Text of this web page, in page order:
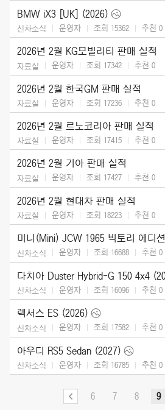
BMW iX3 [UK] (2026)
신차소식 운영자 조회 15362 추천 0
2026년 2월 KG모빌리티 판매 실적
자료실 운영자 조회 17342 추천 0
2026년 2월 한국GM 판매 실적
자료실 운영자 조회 17236 추천 0
2026년 2월 르노코리아 판매 실적
자료실 운영자 조회 17415 추천 0
2026년 2월 기아 판매 실적
자료실 운영자 조회 17427 추천 0
2026년 2월 현대차 판매 실적
자료실 운영자 조회 18223 추천 0
미니(Mini) JCW 1965 빅토리 에디션
신차소식 운영자 조회 16688 추천 0
신차소식 운영자 조회 16096 추천 0
렉서스 ES (2026)
신차소식 운영자 조회 17582 추천 0
아우디 RS5 Sedan (2027)
신차소식 운영자 조회 16785 추천 0
6 7 8 9